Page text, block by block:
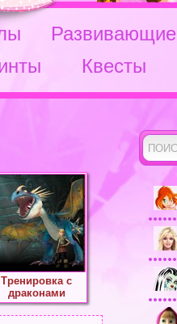
Развивающие
Квесты
Тренировка с
драконами